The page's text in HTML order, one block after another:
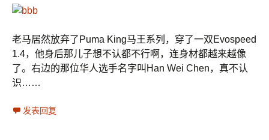
老马居然放弃了Puma King马王系列，穿了一双Evospeed
1.4，他身后那儿子想不认都不行啊，连身材都越来越像
了。右边的那位华人选手名字叫Han Wei Chen，真不认
识……
发表回复